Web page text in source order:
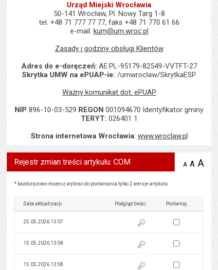
Urząd Miejski Wrocławia
50-141 Wrocław, Pl. Nowy Targ 1-8
tel. +48 71 777 77 77, faks +48 71 770 61 66
e-mail: kum@um.wroc.pl
Zasady i godziny obsługi Klientów
Adres do e-doręczeń: AE:PL-95179-82549-VVTFT-27
Skrytka UMW na ePUAP-ie: /umwroclaw/SkrytkaESP
Ważny komunikat dot. ePUAP
NIP 896-10-03-529 REGON 001094670 Identyfikator gminy
TERYT: 026401 1
Strona internetowa Wrocławia: www.wroclaw.pl
Rejestr zmian treści artykułu: COM A zmniejsz
A A
Rejestr zmian treści artykułu: COM
* każdorazowo możesz wybrać do porównania tylko 2 wersje artykułu
Data aktualizacji Podgląd treści Porównaj
25.05.2026 13:07 Pokaż podgląd wersji z dnia
Zaznacz wersję do
15.05.2026 13:58 Pokaż podgląd wersji z dnia
Zaznacz wersję do
15.05.2026 13:58 Pokaż podgląd wersji z dnia
Zaznacz wersję do